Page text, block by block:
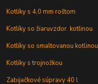
Kotlíky s 4,0 mm roštom
Kotlíky so žiaruvzdor. kotlinou
Kotlíky so smaltovanou kotlinou
Kotlíky s trojnožkou
Zabijačkové súpravy 40 l